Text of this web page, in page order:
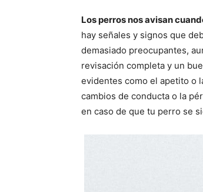
Los perros nos avisan
hay señales y signos que
demasiado preocupantes,
revisación completa y un
evidentes como el apetito o
cambios de conducta o la
en caso de que tu perro se